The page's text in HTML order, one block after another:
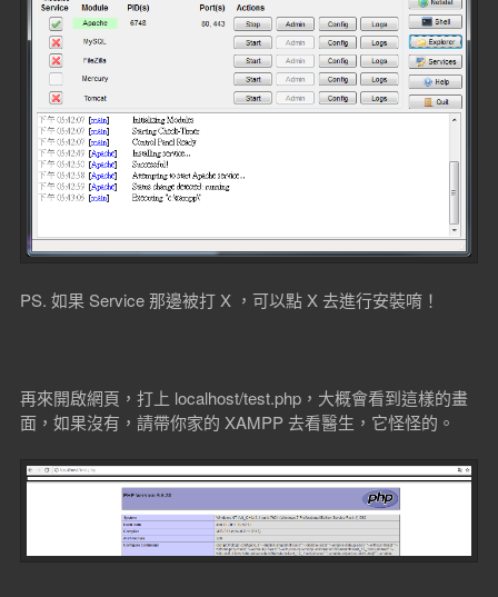
PS. 如果 Service 那邊被打 X ，可以點 X 去進行安裝唷！
再來開啟網頁，打上 localhost/test.php，大概會看到這樣的畫
面，如果沒有，請帶你家的 XAMPP 去看醫生，它怪怪的。